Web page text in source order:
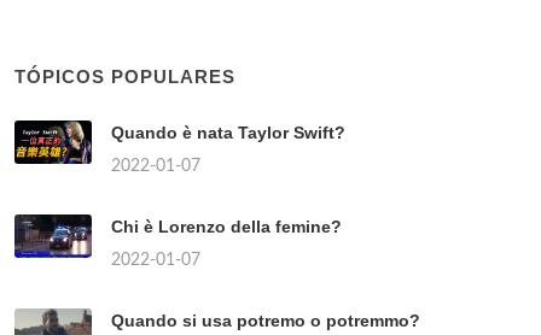
TÓPICOS POPULARES
Quando è nata Taylor Swift?
2022-01-07
Chi è Lorenzo della femine?
2022-01-07
Quando si usa potremo o potremmo?